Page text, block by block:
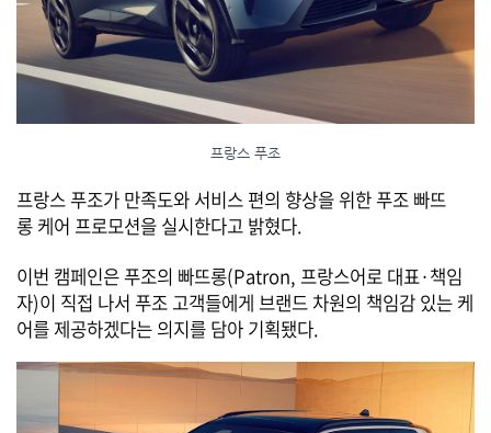
프랑스 푸조
프랑스 푸조가 만족도와 서비스 편의 향상을 위한 푸조 빠뜨
롱 케어 프로모션을 실시한다고 밝혔다.
이번 캠페인은 푸조의 빠뜨롱(Patron, 프랑스어로 대표·책임
자)이 직접 나서 푸조 고객들에게 브랜드 차원의 책임감 있는 케
어를 제공하겠다는 의지를 담아 기획됐다.